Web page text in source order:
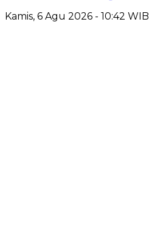
Kamis, 6 Agu 2026 - 10:42 WIB